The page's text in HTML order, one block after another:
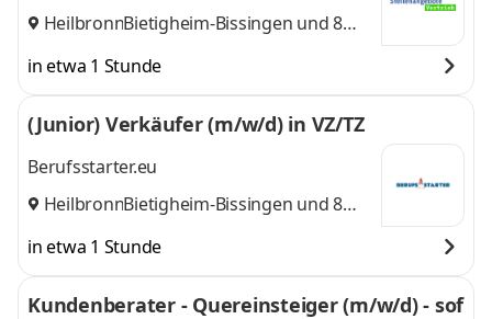
Heilbronn,
Bietigheim-Bissingen und 8
in etwa 1 Stunde
(Junior) Verkäufer (m/w/d) in VZ/TZ
Berufsstarter.eu
Heilbronn,
Bietigheim-Bissingen und 8
in etwa 1 Stunde
Kundenberater - Quereinsteiger (m/w/d) - sof